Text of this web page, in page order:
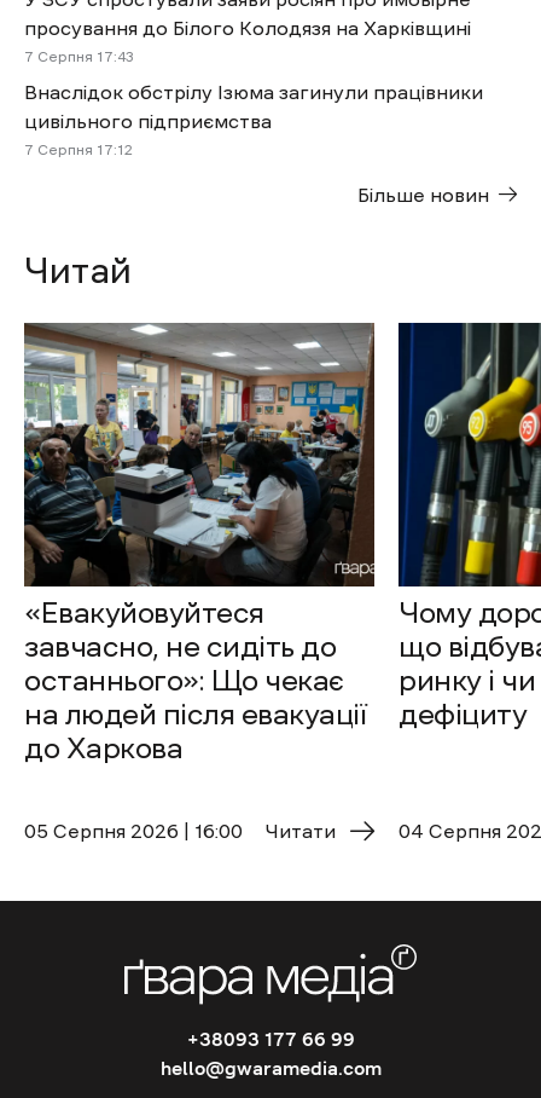
просування до Білого Колодязя на Харківщині
7 Cерпня 17:43
Внаслідок обстрілу Ізюма загинули працівники
цивільного підприємства
7 Cерпня 17:12
Більше новин
Читай
«Евакуйовуйтеся
завчасно, не сидіть до
останнього»: Що чекає
на людей після евакуації
до Харкова
05 Cерпня 2026 | 16:00 Читати
Чому
що
ринку і
дефіциту
04 Cерпня
+38093 177 66 99
hello@gwaramedia.com